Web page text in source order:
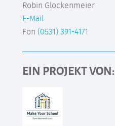
Robin Glockenmeier
E-Mail
Fon (0531) 391-4171
EIN PROJEKT VON: